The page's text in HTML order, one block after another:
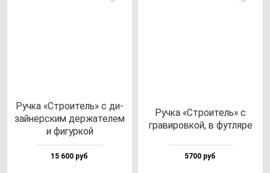
Руч­ка «Стро­итель» с ди­
зай­нер­ским дер­жа­те­лем
и фи­гур­кой
15 600 руб
Руч­ка «Стро­итель» c
гра­ви­ров­кой, в фут­ля­ре
5700 руб